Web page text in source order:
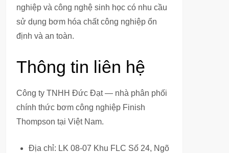
nghiệp và công nghệ sinh học có nhu cầu
sử dụng bơm hóa chất công nghiệp ổn
định và an toàn.
Thông tin liên hệ
Công ty TNHH Đức Đạt — nhà phân phối
chính thức bơm công nghiệp Finish
Thompson tại Việt Nam.
Địa chỉ: LK 08-07 Khu FLC Số 24, Ngõ